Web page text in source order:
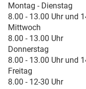
Montag - Dienstag
8.00 - 13.00 Uhr und
Mittwoch
8.00 - 13.00 Uhr
Donnerstag
8.00 - 13.00 Uhr und
Freitag
8.00 - 12-30 Uhr